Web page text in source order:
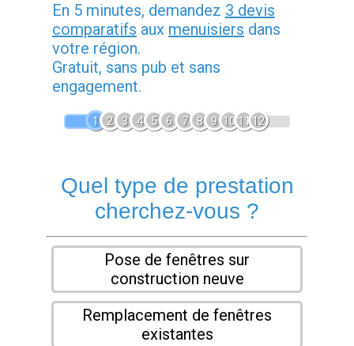
En 5 minutes, demandez 3 devis
comparatifs aux menuisiers dans
votre région.
Gratuit, sans pub et sans
engagement.
1 2 3 4 5 6 7 8 9 1011 12
Quel type de prestation
cherchez-vous ?
Pose de fenêtres sur
construction neuve
Remplacement de fenêtres
existantes